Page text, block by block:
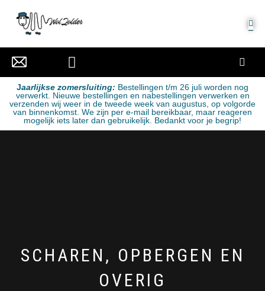
Jaarlijkse zomersluiting: Bestellingen t/m 26 juli worden nog
verwerkt. Nieuwe bestellingen en nabestellingen verwerken en
verzenden wij weer in de tweede week van augustus, op volgorde
van binnenkomst. We zijn per e-mail bereikbaar, maar reageren
mogelijk iets later dan gebruikelijk. Bedankt voor je begrip!
SCHAREN, OPBERGEN EN
OVERIG